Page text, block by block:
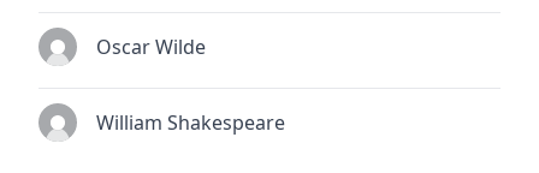
Oscar Wilde
William Shakespeare